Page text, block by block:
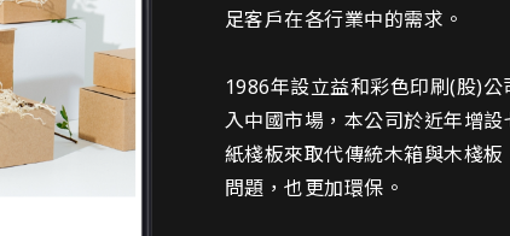
足客戶在各行業中的需求。
1986年設立益和彩色印刷(股)
入中國市場，本公司於近年增
紙棧板來取代傳統木箱與木棧
問題，也更加環保。